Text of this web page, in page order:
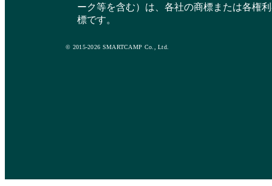
ーク等を含む）は、各社の商標または各権
標です。
© 2015-2026 SMARTCAMP Co., Ltd.